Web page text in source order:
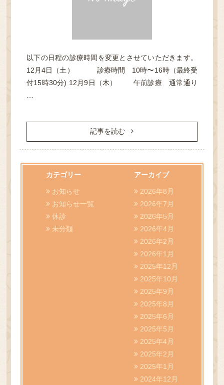
以下の日程の診療時間を変更とさせていただきます。
12月4日（土） 診療時間 10時〜16時（最終受
付15時30分) 12月9日（木） 午前診療 通常通り
記事を読む
カテゴリー
お知らせ
お知らせ一覧
休診
未分類
アーカイブ
2026年8月
2026年7月
2026年5月
2026年4月
2026年2月
2026年1月
2025年12月
2025年10月
2025年9月
2025年8月
2025年6月
2025年5月
2025年4月
2025年2月
2025年1月
2024年12月
よくある質問
アクセス・診療時間